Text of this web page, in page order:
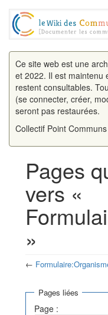
Ce site web est une
et 2022. Il est maintenu
restent consultables.
(se connecter, créer,
seront pas restaurées.
Collectif Point Communs
Pages
vers «
»
←
Pages liées
Page :